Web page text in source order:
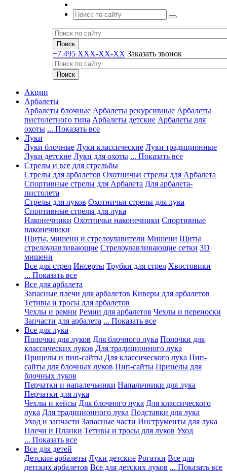
+7 495 XXX-XX-XX Заказать звонок
Акции
Арбалеты
Арбалеты блочные Арбалеты рекурсивные Арбалеты
пистолетного типа Арбалеты детские Арбалеты для
охоты ... Показать все
Луки
Луки блочные Луки классические Луки традиционные
Луки детские Луки для охоты ... Показать все
Стрелы и все для стрельбы
Стрелы для арбалетов Охотничьи стрелы для Арбалета
Спортивные стрелы для Арбалета Для арбалета-
пистолета
Стрелы для луков Охотничьи стрелы для лука
Спортивные стрелы для лука
Наконечники Охотничьи наконечники Спортивные
наконечники
Щиты, мишени и стрелоулавители Мишени Щиты
стрелоулавливающие Стрелоулавливающие сетки 3D
мишени
Все для стрел Инсерты Трубки для стрел Хвостовики
... Показать все
Все для арбалета
Запасные плечи для арбалетов Киверы для арбалетов
Тетивы и тросы для арбалетов
Чехлы и ремни Ремни для арбалетов Чехлы и переноски
Запчасти для арбалета ... Показать все
Все для лука
Полочки для луков Для блочного лука Полочки для
классических луков Для традиционного лука
Прицелы и пип-сайты Для классического лука Пип-
сайты для блочных луков Пип-сайты Прицелы для
блочных луков
Перчатки и напалечьники Напальчники для лука
Перчатки для лука
Чехлы и кейсы Для блочного лука Для классического
лука Для традиционного лука Подставки для лука
Уход и запчасти Запасные части Инструменты для лука
Плечи и Планки Тетивы и тросы для луков Уход
... Показать все
Все для детей
Детские арбалеты Луки детские Рогатки Все для
детских арбалетов Все для детских луков ... Показать все